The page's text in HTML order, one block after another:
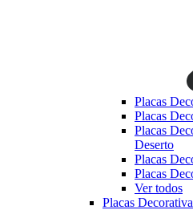
Placas
Placas
Placas
Deserto
Placas
Placas
Ver todos
Placas